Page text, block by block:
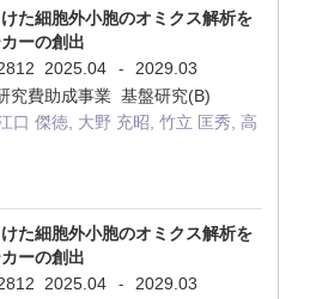
た細胞外小胞のオミクス解析を
ーの創出
2025.04 -
2029.03
究費助成事業 基盤研究(B)
口 傑徳, 大野 充昭, 竹立 匡秀, 高
た細胞外小胞のオミクス解析を
ーの創出
2025.04 -
2029.03